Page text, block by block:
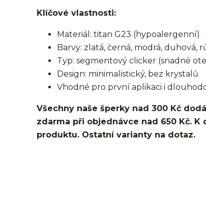
Klíčové vlastnosti:
Materiál: titan G23 (hypoalergenní)
Barvy: zlatá, černá, modrá, duhová,
Typ: segmentový clicker (snadné
Design: minimalistický, bez krystalů
Vhodné pro první aplikaci i
Všechny naše šperky nad 300 Kč
zdarma při objednávce nad 650 Kč.
produktu. Ostatní varianty na dotaz.